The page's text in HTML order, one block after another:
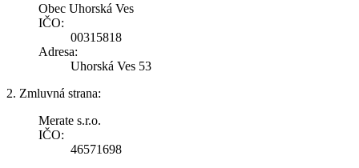
Obec Uhorská Ves
IČO:
00315818
Adresa:
Uhorská Ves 53
2. Zmluvná strana:
Merate s.r.o.
IČO:
46571698